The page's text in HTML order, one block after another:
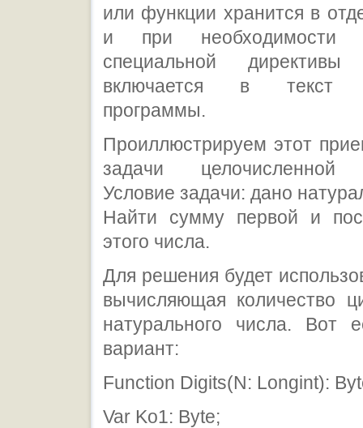
или функции хранится в
и при
специальной директивы
включается в текст
программы.
Проиллюстрируем этот
задачи целочисленной
Условие задачи: дано
Найти сумму первой и
этого числа.
Для решения будет
вычисляющая количество
натурального числа. Вот
вариант:
Function Digits(N: Longint):
Var Ko1: Byte;